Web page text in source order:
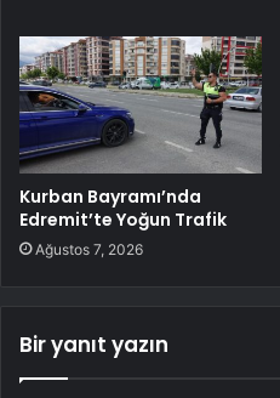
Kurban Bayramı’nda
Edremit’te Yoğun Trafik
Ağustos 7, 2026
Bir yanıt yazın